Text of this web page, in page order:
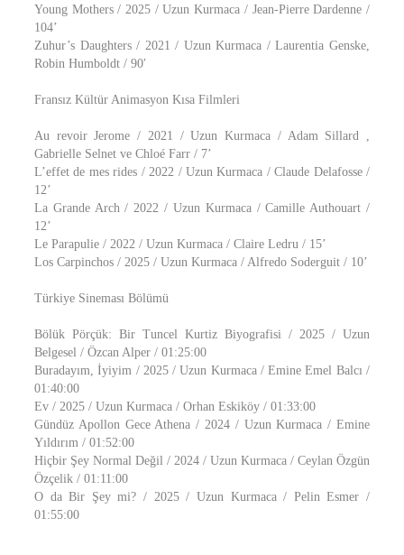
Young Mothers / 2025 / Uzun Kurmaca / Jean-Pierre Dardenne /
104’
Zuhur’s Daughters / 2021 / Uzun Kurmaca / Laurentia Genske,
Robin Humboldt / 90′
Fransız Kültür Animasyon Kısa Filmleri
Au revoir Jerome / 2021 / Uzun Kurmaca / Adam Sillard ,
Gabrielle Selnet ve Chloé Farr / 7’
L’effet de mes rides / 2022 / Uzun Kurmaca / Claude Delafosse /
12’
La Grande Arch / 2022 / Uzun Kurmaca / Camille Authouart /
12’
Le Parapulie / 2022 / Uzun Kurmaca / Claire Ledru / 15’
Los Carpinchos / 2025 / Uzun Kurmaca / Alfredo Soderguit / 10’
Türkiye Sineması Bölümü
Bölük Pörçük: Bir Tuncel Kurtiz Biyografisi / 2025 / Uzun
Belgesel / Özcan Alper / 01:25:00
Buradayım, İyiyim / 2025 / Uzun Kurmaca / Emine Emel Balcı /
01:40:00
Ev / 2025 / Uzun Kurmaca / Orhan Eskiköy / 01:33:00
Gündüz Apollon Gece Athena / 2024 / Uzun Kurmaca / Emine
Yıldırım / 01:52:00
Hiçbir Şey Normal Değil / 2024 / Uzun Kurmaca / Ceylan Özgün
Özçelik / 01:11:00
O da Bir Şey mi? / 2025 / Uzun Kurmaca / Pelin Esmer /
01:55:00